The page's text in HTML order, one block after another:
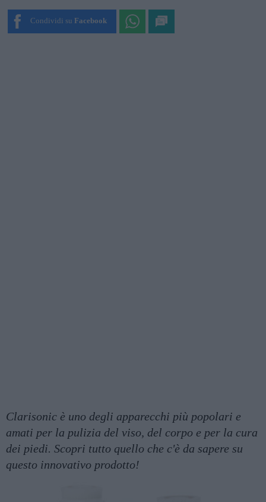
Condividi su Facebook
Clarisonic è uno degli apparecchi più popolari e
amati per la pulizia del viso, del corpo e per la cura
dei piedi. Scopri tutto quello che c'è da sapere su
questo innovativo prodotto!